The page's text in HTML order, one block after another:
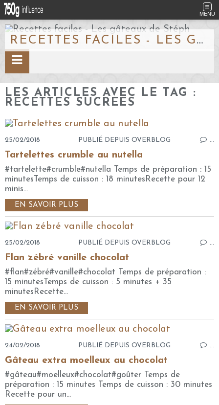
MENU
RECETTES FACILES - LES GÂTEAUX DE STÉPH
LES ARTICLES AVEC LE TAG :
RECETTES SUCREES
25/02/2018 PUBLIÉ DEPUIS OVERBLOG …
Tartelettes crumble au nutella
#tartelette#crumble#nutella Temps de préparation : 15
minutesTemps de cuisson : 18 minutesRecette pour 12
minis...
EN SAVOIR PLUS
25/02/2018 PUBLIÉ DEPUIS OVERBLOG …
Flan zébré vanille chocolat
#flan#zébré#vanille#chocolat Temps de préparation :
15 minutesTemps de cuisson : 5 minutes + 35
minutesRecette...
EN SAVOIR PLUS
24/02/2018 PUBLIÉ DEPUIS OVERBLOG …
Gâteau extra moelleux au chocolat
#gâteau#moelleux#chocolat#goûter Temps de
préparation : 15 minutes Temps de cuisson : 30 minutes
Recette pour un...